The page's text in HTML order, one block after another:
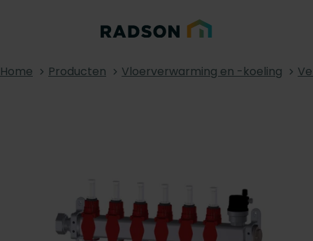
Home Producten Vloerverwarming en -koeling